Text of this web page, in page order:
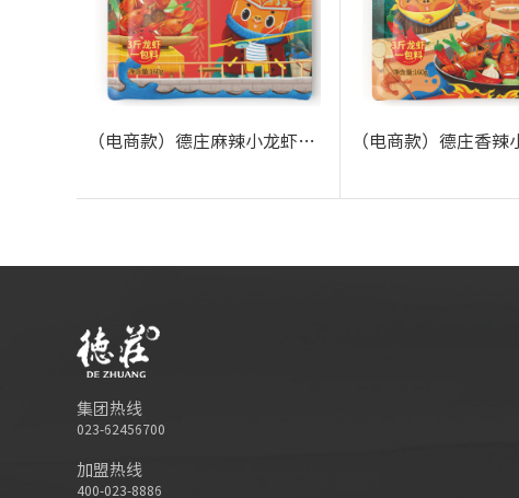
（电商款）德庄麻辣小龙虾调料52°160g
集团热线
023-62456700
加盟热线
400-023-8886